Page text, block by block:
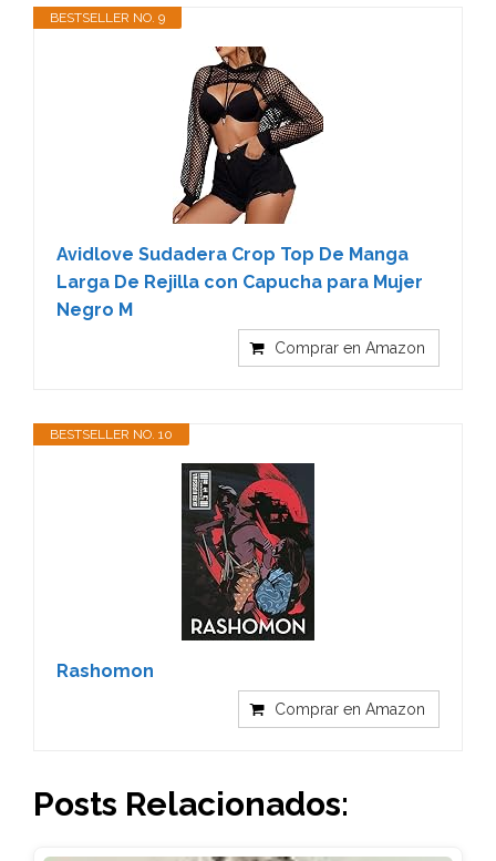
BESTSELLER NO. 9
Avidlove Sudadera Crop Top De Manga
Larga De Rejilla con Capucha para Mujer
Negro M
Comprar en Amazon
BESTSELLER NO. 10
Rashomon
Comprar en Amazon
Posts Relacionados: